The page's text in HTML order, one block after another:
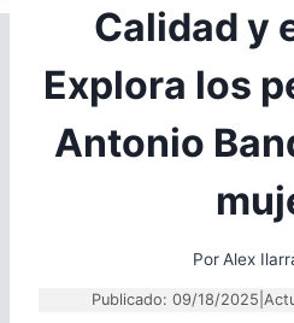
Calidad y
Explora los
Antonio
PorAlex
Publicado: 09/18/2025